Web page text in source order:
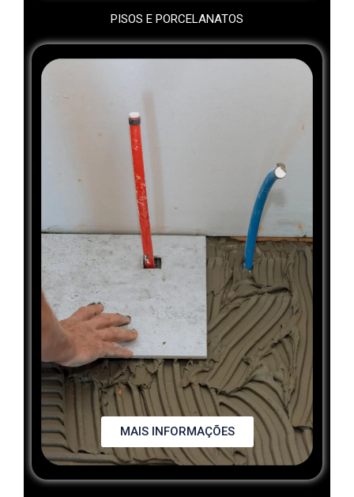
PISOS E PORCELANATOS
MAIS INFORMAÇÕES